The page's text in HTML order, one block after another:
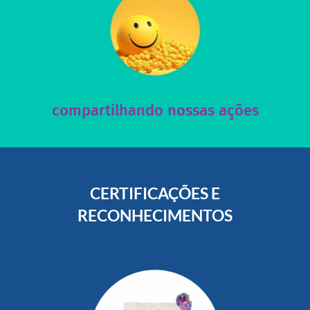
compartilhando nossas ações
Acesse nossas redes sociais e nos ajude compartilhando
nossos posts e nosso site!
acesse nosso instagram
CERTIFICAÇÕES E
RECONHECIMENTOS